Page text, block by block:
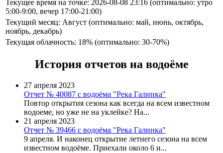
Текущее время на точке: 2026-08-08 23:16 (оптимально: утро
5:00-9:00, вечер 17:00-21:00)
Текущий месяц: Август (оптимально: май, июнь, октябрь,
ноябрь, декабрь)
Текущая облачность: 18% (оптимально: 30-70%)
История отчетов на водоёме
27 апреля 2023
Отчет № 40087 с водоёма "Река Галинка"
Повтор открытия сезона как всегда на всем известном
водоеме, но уже не на уклейке? На...
21 апреля 2023
Отчет № 39466 с водоёма "Река Галинка"
9 апреля. И наконец открытие летнего сезона на всем
известном водоёме. Приехали около 6 и...